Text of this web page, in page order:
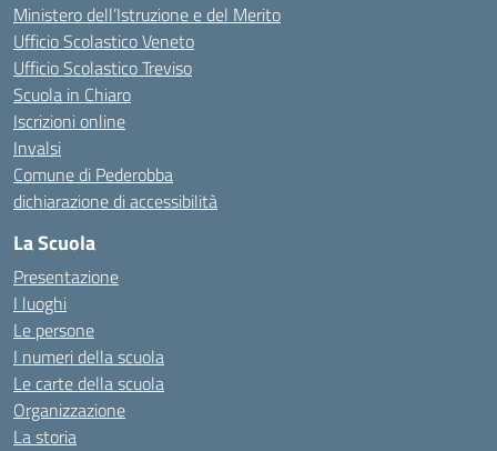
Ministero dell’Istruzione e del Merito
Ufficio Scolastico Veneto
Ufficio Scolastico Treviso
Scuola in Chiaro
Iscrizioni online
Invalsi
Comune di Pederobba
dichiarazione di accessibilità
La Scuola
Presentazione
I luoghi
Le persone
I numeri della scuola
Le carte della scuola
Organizzazione
La storia